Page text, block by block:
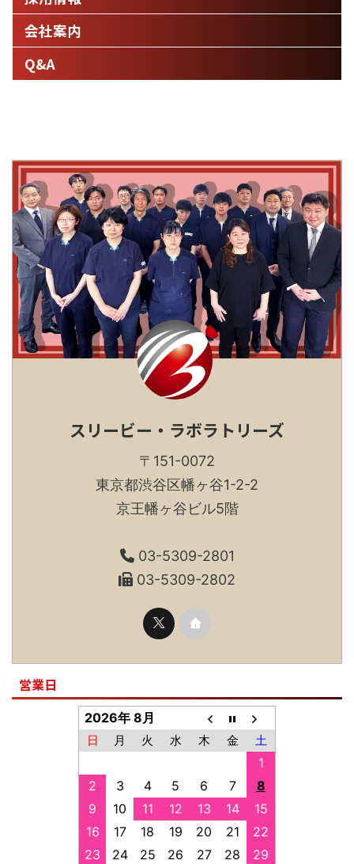
会社案内
Q&A
スリービー・ラボラトリーズ
〒151-0072
東京都渋谷区幡ヶ谷1-2-2
京王幡ヶ谷ビル5階
03-5309-2801
03-5309-2802
営業日
2026年 8月
日 月 火 水 木 金 土
1
2
3 4 5 6 7
8
9
10 11 12 13 14
15
16
17 18 19 20 21
22
23
24 25 26 27 28
29